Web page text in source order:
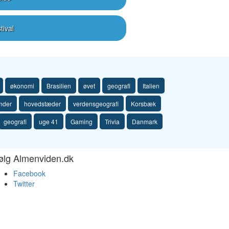
økonomi Brasilien øvet geografi Italien
hovedstæder verdensgeografi Korsbæk
geografi uge 41 Gaming Trivia Danmark
Almenviden.dk
Facebook
Twitter